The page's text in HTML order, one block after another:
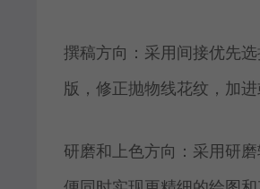
撰稿方向：采用间接优先
版，修正抛物线花纹，加
研磨和上色方向：采用研